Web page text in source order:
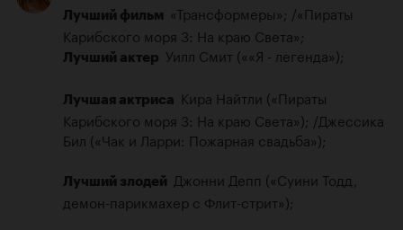
Лучший фильм «Трансформеры»; /«Пираты
Лучший актер Уилл Смит (««Я - легенда»);
Лучшая актриса Кира Найтли («Пираты
Карибского моря 3: На краю Света»); /Джессика
Бил («Чак и Ларри: Пожарная свадьба»);
Лучший злодей Джонни Депп («Суини Тодд,
демон-парикмахер с Флит-стрит»);